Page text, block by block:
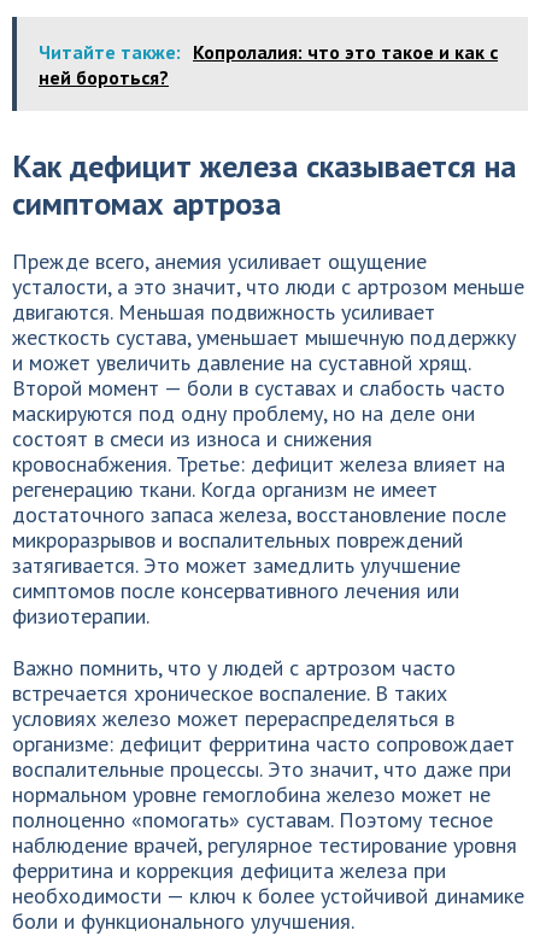
Читайте также: Копролалия: что это такое и как с
ней бороться?
Как дефицит железа сказывается на
симптомах артроза
Прежде всего, анемия усиливает ощущение
усталости, а это значит, что люди с артрозом меньше
двигаются. Меньшая подвижность усиливает
жесткость сустава, уменьшает мышечную поддержку
и может увеличить давление на суставной хрящ.
Второй момент — боли в суставах и слабость часто
маскируются под одну проблему, но на деле они
состоят в смеси из износа и снижения
кровоснабжения. Третье: дефицит железа влияет на
регенерацию ткани. Когда организм не имеет
достаточного запаса железа, восстановление после
микроразрывов и воспалительных повреждений
затягивается. Это может замедлить улучшение
симптомов после консервативного лечения или
физиотерапии.
Важно помнить, что у людей с артрозом часто
встречается хроническое воспаление. В таких
условиях железо может перераспределяться в
организме: дефицит ферритина часто сопровождает
воспалительные процессы. Это значит, что даже при
нормальном уровне гемоглобина железо может не
полноценно «помогать» суставам. Поэтому тесное
наблюдение врачей, регулярное тестирование уровня
ферритина и коррекция дефицита железа при
необходимости — ключ к более устойчивой динамике
боли и функционального улучшения.